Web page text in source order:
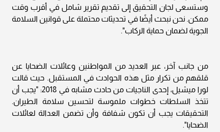
وستسعى لجان التحقيق إلى تقديم تقرير شامل في أقرب وقت
ممكن. نحن نبحث أيضًا في تحديثات محتملة على قوانين السلامة
الجوية لضمان حماية الركاب".
من جانب آخر، عبر العديد من المواطنين وعائلات الضحايا عن
قلقهم من تكرار مثل هذه الحوادث في المستقبل. حيث قالت
لورا ميشيل، إحدى الناجيات من حادث مشابه في 2018: "يجب أن
تتخذ السلطات خطوات ملموسة لتحسين سلامة الطيران.
التحقيقات يجب أن تكون شفافة وأن تضمن العدالة لعائلات
الضحايا".